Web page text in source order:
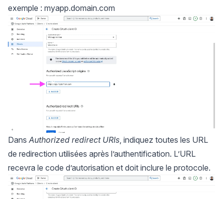
exemple : myapp.domain.com
Dans Authorized redirect URIs , indiquez toutes les URL
de redirection utilisées après l’authentification. L’URL
recevra le code d’autorisation et doit inclure le protocole.